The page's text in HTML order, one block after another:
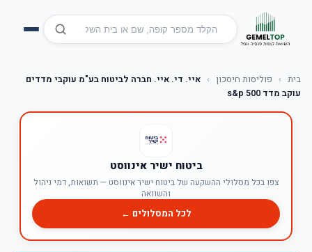
בית › פוליסות חיסכון › איי. די. איי. חברה לביטוח בע"מ עוקבי מדדים
עוקב מדד s&p 500
ביטוח ישיר אינווסט
צפו בכל מסלולי ההשקעה של ביטוח ישיר אינווסט — תשואות, דמי ניהול
והשוואה
לכל המסלולים ←